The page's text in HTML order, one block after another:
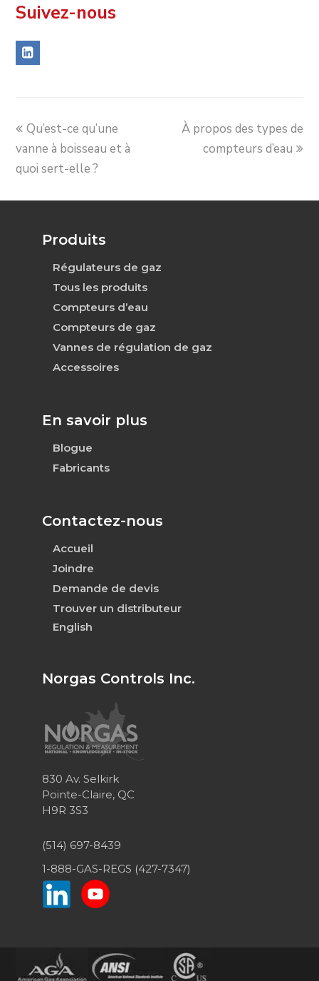
Suivez-nous
LinkedIn
previous
post:
Qu’est-ce qu’une
vanne à boisseau et à
quoi sert-elle ?
next
post:
À propos des types de
compteurs d’eau
Produits
Régulateurs de gaz
Tous les produits
Compteurs d’eau
Compteurs de gaz
Vannes de régulation de gaz
Accessoires
En savoir plus
Blogue
Fabricants
Contactez-nous
Accueil
Joindre
Demande de devis
Trouver un distributeur
English
Norgas Controls Inc.
830 Av. Selkirk
Pointe-Claire, QC
H9R 3S3
(514) 697-8439
1-888-GAS-REGS (427-7347)